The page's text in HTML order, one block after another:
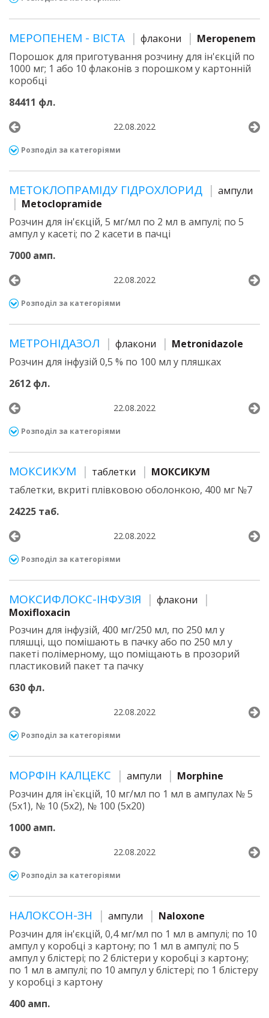
МЕРОПЕНЕМ - ВІСТА флакони
Meropenem
Порошок для приготування розчину для ін'єкцій по
1000 мг; 1 або 10 флаконів з порошком у картонній
коробці
84411 фл.
22.08.2022
Розподіл за категоріями
МЕТОКЛОПРАМІДУ ГІДРОХЛОРИД
ампули
Metoclopramide
Розчин для ін'єкцій, 5 мг/мл по 2 мл в ампулі; по 5
ампул у касеті; по 2 касети в пачці
7000 амп.
22.08.2022
Розподіл за категоріями
МЕТРОНІДАЗОЛ флакони
Metronidazole
Розчин для інфузій 0,5 % по 100 мл у пляшках
2612 фл.
22.08.2022
Розподіл за категоріями
МОКСИКУМ таблетки
МОКСИКУМ
таблетки, вкриті плівковою оболонкою, 400 мг №7
24225 таб.
22.08.2022
Розподіл за категоріями
МОКСИФЛОКС-ІНФУЗІЯ
флакони
Moxifloxacin
Розчин для інфузій, 400 мг/250 мл, по 250 мл у
пляшці, що помішають в пачку або по 250 мл у
пакеті полімерному, що поміщають в прозорий
пластиковий пакет та пачку
630 фл.
22.08.2022
Розподіл за категоріями
МОРФІН КАЛЦЕКС ампули
Morphine
Розчин для ін`єкцій, 10 мг/мл по 1 мл в ампулах № 5
(5х1), № 10 (5х2), № 100 (5х20)
1000 амп.
22.08.2022
Розподіл за категоріями
НАЛОКСОН-ЗН ампули
Naloxone
Розчин для ін'єкцій, 0,4 мг/мл по 1 мл в ампулі; по 10
ампул у коробці з картону; по 1 мл в ампулі; по 5
ампул у блістері; по 2 блістери у коробці з картону;
по 1 мл в ампулі; по 10 ампул у блістері; по 1 блістеру
у коробці з картону
400 амп.